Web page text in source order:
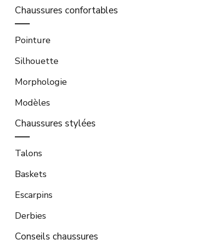
Chaussures confortables
Pointure
Silhouette
Morphologie
Modèles
Chaussures stylées
Talons
Baskets
Escarpins
Derbies
Conseils chaussures